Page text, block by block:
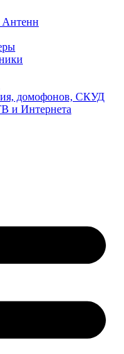
Антенн
домофонов, СКУД
и Интернета